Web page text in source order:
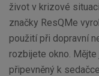
život v krizové
značky ResQMe
použití při dopravní
rozbijete okno. Mějte
připevněný k